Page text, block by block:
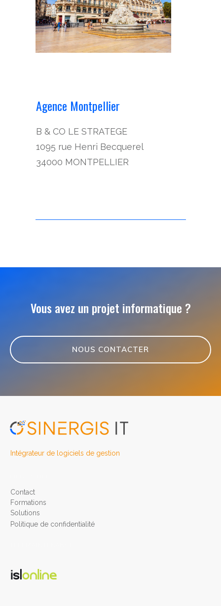
Agence Montpellier
B & CO LE STRATEGE
1095 rue Henri Becquerel
34000 MONTPELLIER
Vous avez un projet informatique ?
NOUS CONTACTER
Intégrateur de logiciels de gestion
Contact
Formations
Solutions
Politique de confidentialité